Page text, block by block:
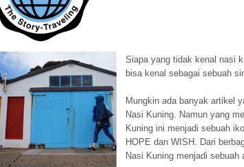
Siapa yang tidak kenal nasi
bisa kenal sebagai sebuah
Mungkin ada banyak artikel
Nasi Kuning. Namun yang
Kuning ini menjadi sebuah
HOPE dan WISH. Dari
Nasi Kuning menjadi